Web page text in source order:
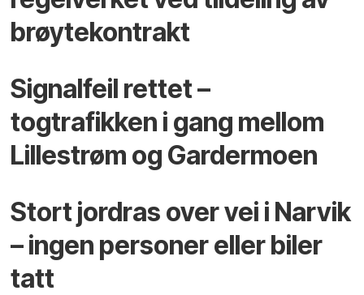
brøytekontrakt
Signalfeil rettet –
togtrafikken i gang mellom
Lillestrøm og Gardermoen
Stort jordras over vei i Narvik
– ingen personer eller biler
tatt